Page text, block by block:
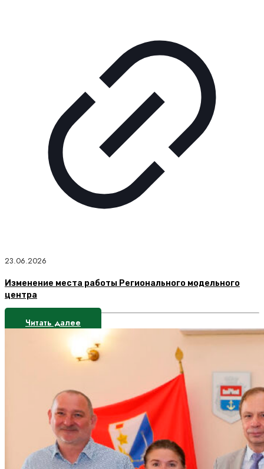
23.06.2026
Изменение места работы Регионального модельного
центра
Читать далее